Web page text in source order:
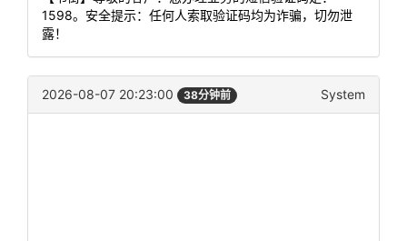
1598。安全提示：任何人索取验证码均为诈骗，切勿泄
露！
2026-08-07 20:23:00 38分钟前 System